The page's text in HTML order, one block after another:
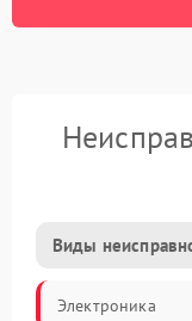
Виды
Электроника